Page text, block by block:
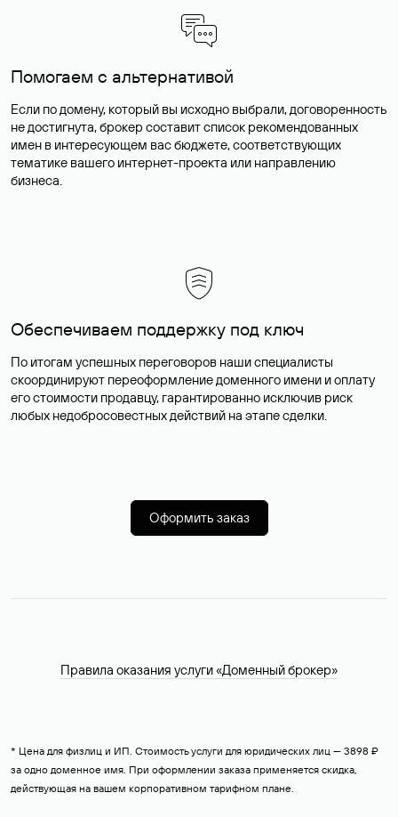
Помогаем с альтернативой
Если по домену, который вы исходно выбрали, договоренность
не достигнута, брокер составит список рекомендованных
имен в интересующем вас бюджете, соответствующих
тематике вашего интернет-проекта или направлению
бизнеса.
Обеспечиваем поддержку под ключ
По итогам успешных переговоров наши специалисты
скоординируют переоформление доменного имени и оплату
его стоимости продавцу, гарантированно исключив риск
любых недобросовестных действий на этапе сделки.
Оформить заказ
Правила оказания услуги «Доменный брокер»
* Цена для физлиц и ИП. Стоимость услуги для юридических лиц — 3898 ₽
за одно доменное имя. При оформлении заказа применяется скидка,
действующая на вашем корпоративном тарифном плане.